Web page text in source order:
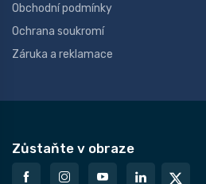
Obchodní podmínky
Ochrana soukromí
Záruka a reklamace
Zůstaňte v obraze